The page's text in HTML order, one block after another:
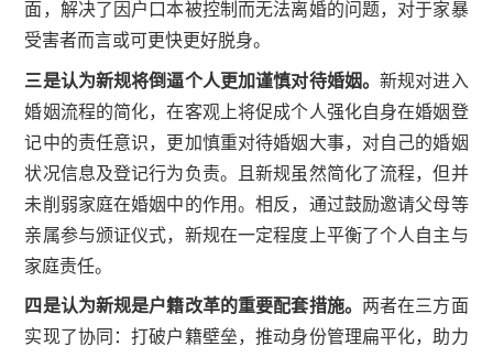
面，解决了因户口本被控制而无法离婚的问题，对于家暴
受害者而言或可更快更好脱身。
三是认为新规将倒逼个人更加谨慎对待婚姻。新规对进入
婚姻流程的简化，在客观上将促成个人强化自身在婚姻登
记中的责任意识，更加慎重对待婚姻大事，对自己的婚姻
状况信息及登记行为负责。且新规虽然简化了流程，但并
未削弱家庭在婚姻中的作用。相反，通过鼓励邀请父母等
亲属参与颁证仪式，新规在一定程度上平衡了个人自主与
家庭责任。
四是认为新规是户籍改革的重要配套措施。 两者在三方面
实现了协同：打破户籍壁垒，推动身份管理扁平化，助力